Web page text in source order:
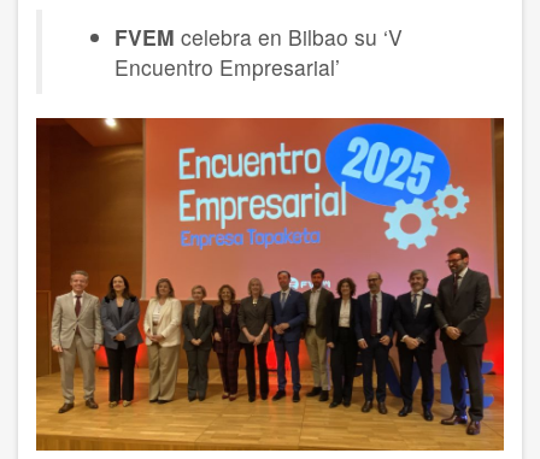
FVEM celebra en Bilbao su ‘V
Encuentro Empresarial’